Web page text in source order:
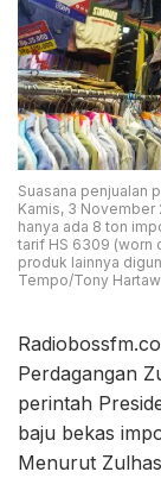
Suasana penjualan
Kamis, 3 November
hanya ada 8 ton
tarif HS 6309 (worn
produk lainnya
Tempo/Tony
Perdagangan
perintah
baju bekas
Menurut